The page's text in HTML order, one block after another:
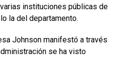
instituciones públicas de
la del departamento.
Johnson manifestó a través
se ha visto